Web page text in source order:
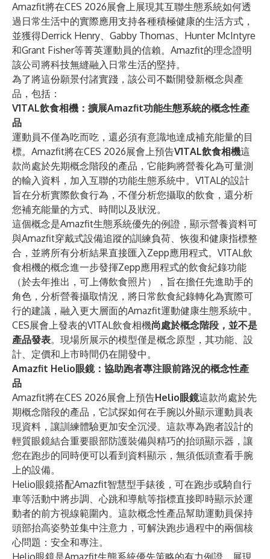
Amazfit將在CES 2026展會上展現其互聯生態系統如何透
過日常生活中的實際應用支持各種積極健康的生活方式，
並獲得Derrick Henry、Gabby Thomas、Hunter McIntyre
和Grant Fisher等菁英運動員的信賴。Amazfit的理念證明
該公司將科技無縫融入日常生活的堅持。
為了將這份願景付諸實踐，該公司不斷開發新概念與產
品，包括：
V1TAL飲食相機：擴展Amazfit功能生態系統的概念性產
品
運動員不僅為吃而吃，還必須有意識地達成補充能量的目
標。Amazfit將在CES 2026展會上預告V1TAL飲食相機這
款尚處於先期概念階段的產品，它能夠將營養化為可量測
的輸入資料，加入互聯的功能生態系統中。V1TAL的設計
旨在分析實際飲食行為，不僅分析您攝取的飲食，還分析
您補充能量的方式、時間以及狀況。
這個概念是Amazfit生態系統優先的例證，顯示營養資料可
與Amazfit穿戴式設備追蹤的訓練負荷、恢復和健康指標整
合，並將所有分析結果直接匯入Zepp應用程式。V1TAL飲
食相機的概念進一步發揮Zepp應用程式的飲食紀錄功能
（於去年推出，可上傳飲食照片），旨在擔任先進助手的
角色，分析營養攝取情況，將日常飲食紀錄轉化為實際可
行的建議，融入更大層面的Amazfit運動健康生態系統中。
CES展會上發表的V1TAL飲食相機尚處於概念階段，並不是
產品發表。現場所展示的模型僅是概念原型，其功能、設
計、定價和上市時間仍在開發中。
Amazfit Helio眼鏡：協助跑者專注眼前路況的概念性產
品
Amazfit將在CES 2026展會上預告Helio眼鏡這款尚處於先
期概念階段的產品，它試探如何在手腕以外顯示運動員表
現資料，讓訓練體驗更加安全沉浸。這款專為跑者設計的
輕質眼鏡結合重要眼部防護裝備與精巧的抬頭顯示器，讓
您在跑步的同時便可以看到資料顯示，無須低頭查看手腕
上的設備。
Helio眼鏡搭配Amazfit智慧型手錶後，可在跑步或騎自行
車等活動中將步調、心跳和導航等指標直接即時顯示於運
動者的前方視線範圍內。這款概念性產品幫助運動員保持
頭部抬高姿勢並集中注意力，可解決跑步過程中的兩個核
心問題：安全和專注。
Helio眼鏡是Amazfit生態系統優先策略的有力例證，展現